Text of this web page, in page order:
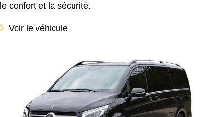
le confort et la sécurité.
Voir le véhicule